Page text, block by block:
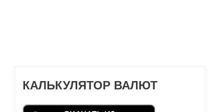
КАЛЬКУЛЯТОР ВАЛЮТ